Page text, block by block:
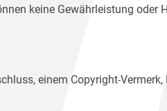
keine Gewährleistung oder
einem Copyright-